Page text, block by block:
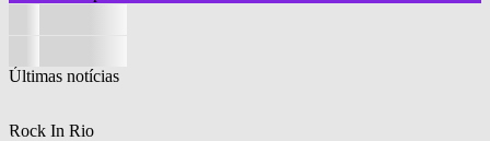
Últimas notícias
Rock In Rio